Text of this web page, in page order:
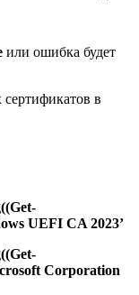
или ошибка будет
в
UEFI CA 2023’
Corporation